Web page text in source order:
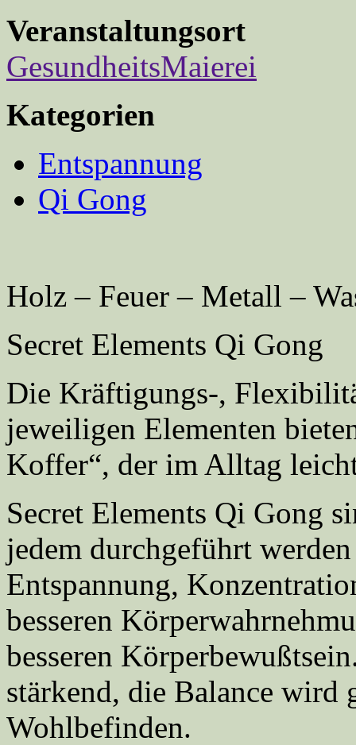
Veranstaltungsort
GesundheitsMaierei
Kategorien
Entspannung
Qi Gong
Holz – Feuer – Metall –
Secret Elements Qi Gong
Die Kräftigungs-,
jeweiligen Elementen
Koffer“, der im Alltag
Secret Elements Qi Gong
jedem durchgeführt
Entspannung,
besseren
besseren
stärkend, die Balance
Wohlbefinden.